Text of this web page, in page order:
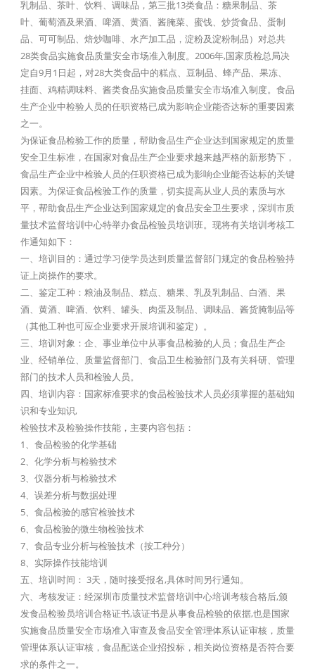
乳制品、茶叶、饮料、调味品，第三批13类食品：糖果制品、茶
叶、葡萄酒及果酒、啤酒、黄酒、酱腌菜、蜜饯、炒货食品、蛋制
品、可可制品、焙炒咖啡、水产加工品，淀粉及淀粉制品）对总共
28类食品实施食品质量安全市场准入制度。2006年,国家质检总局决
定自9月1日起，对28大类食品中的糕点、豆制品、蜂产品、果冻、
挂面、鸡精调味料、酱类食品实施食品质量安全市场准入制度。食品
生产企业中检验人员的任职资格已成为影响企业能否达标的重要因素
之一。
为保证食品检验工作的质量，帮助食品生产企业达到国家规定的质量
安全卫生标准，在国家对食品生产企业要求越来越严格的新形势下，
食品生产企业中检验人员的任职资格已成为影响企业能否达标的关键
因素。为保证食品检验工作的质量，切实提高从业人员的素质与水
平，帮助食品生产企业达到国家规定的食品安全卫生要求，深圳市质
量技术监督培训中心特举办食品检验员培训班。现将有关培训考核工
作通知如下：
一、培训目的：通过学习使学员达到质量监督部门规定的食品检验持
证上岗操作的要求。
二、鉴定工种：粮油及制品、糕点、糖果、乳及乳制品、白酒、果
酒、黄酒、啤酒、饮料、罐头、肉蛋及制品、调味品、酱货腌制品等
（其他工种也可应企业要求开展培训和鉴定）。
三、培训对象：企、事业单位中从事食品检验的人员；食品生产企
业、经销单位、质量监督部门、食品卫生检验部门及有关科研、管理
部门的技术人员和检验人员。
四、培训内容：国家标准要求的食品检验技术人员必须掌握的基础知
识和专业知识,
检验技术及检验操作技能，主要内容包括：
1、食品检验的化学基础
2、化学分析与检验技术
3、仪器分析与检验技术
4、误差分析与数据处理
5、食品检验的感官检验技术
6、食品检验的微生物检验技术
7、食品专业分析与检验技术（按工种分）
8、实际操作技能培训
五、培训时间： 3天，随时接受报名,具体时间另行通知。
六、考核发证：经深圳市质量技术监督培训中心培训考核合格后,颁
发食品检验员培训合格证书,该证书是从事食品检验的依据,也是国家
实施食品质量安全市场准入审查及食品安全管理体系认证审核，质量
管理体系认证审核，食品配送企业招投标，相关岗位资格是否符合要
求的条件之一。